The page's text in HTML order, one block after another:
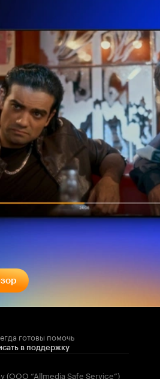
готовы помочь
в поддержку
(OOO “Allmedia Safe Service”)